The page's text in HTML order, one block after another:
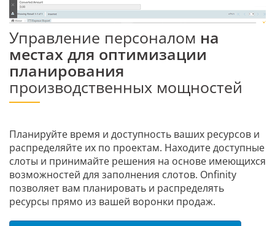
Управление персоналом на
местах для оптимизации
планирования
производственных мощностей
Планируйте время и доступность ваших ресурсов и
распределяйте их по проектам. Находите доступные
слоты и принимайте решения на основе имеющихся
возможностей для заполнения слотов. Onfinity
позволяет вам планировать и распределять
ресурсы прямо из вашей воронки продаж.